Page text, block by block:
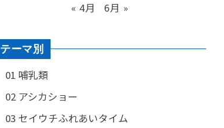
« 4月 6月 »
テーマ別
01 哺乳類
02 アシカショー
03 セイウチふれあいタイム